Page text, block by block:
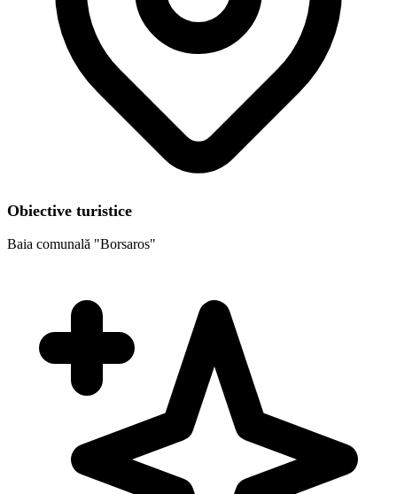
Obiective turistice
Baia comunală "Borsaros"